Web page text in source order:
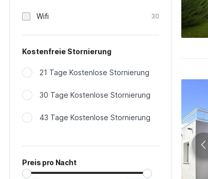
Wifi 30
Kostenfreie Stornierung
21 Tage Kostenlose Stornierung
30 Tage Kostenlose Stornierung
43 Tage Kostenlose Stornierung
Preis pro Nacht